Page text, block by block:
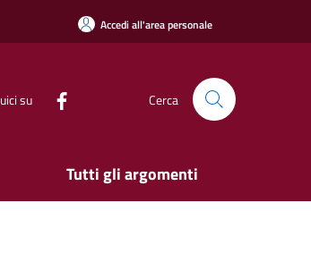
Accedi all'area personale
su Cerca
Tutti gli argomenti